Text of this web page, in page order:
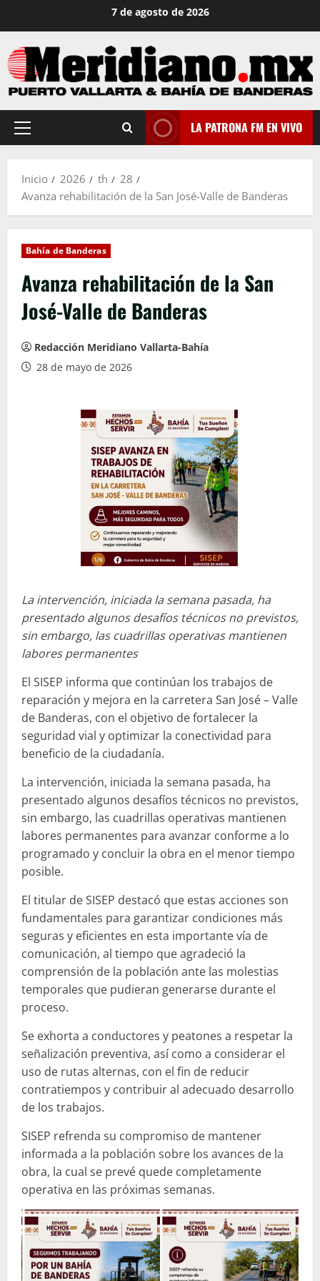
contenido
7 de agosto de 2026
Menú
LA PATRONA FM EN VIVO
Inicio 2026 th
28
Avanza rehabilitación de la San José-Valle de Banderas
Bahía de Banderas
Avanza rehabilitación de la San
José-Valle de Banderas
Redacción Meridiano Vallarta-Bahía
28 de mayo de 2026
La intervención, iniciada la semana pasada, ha
presentado algunos desafíos técnicos no previstos,
sin embargo, las cuadrillas operativas mantienen
labores permanentes
El SISEP informa que continúan los trabajos de
reparación y mejora en la carretera San José – Valle
de Banderas, con el objetivo de fortalecer la
seguridad vial y optimizar la conectividad para
beneficio de la ciudadanía.
La intervención, iniciada la semana pasada, ha
presentado algunos desafíos técnicos no previstos,
sin embargo, las cuadrillas operativas mantienen
labores permanentes para avanzar conforme a lo
programado y concluir la obra en el menor tiempo
posible.
El titular de SISEP destacó que estas acciones son
fundamentales para garantizar condiciones más
seguras y eficientes en esta importante vía de
comunicación, al tiempo que agradeció la
comprensión de la población ante las molestias
temporales que pudieran generarse durante el
proceso.
Se exhorta a conductores y peatones a respetar la
señalización preventiva, así como a considerar el
uso de rutas alternas, con el fin de reducir
contratiempos y contribuir al adecuado desarrollo
de los trabajos.
SISEP refrenda su compromiso de mantener
informada a la población sobre los avances de la
obra, la cual se prevé quede completamente
operativa en las próximas semanas.